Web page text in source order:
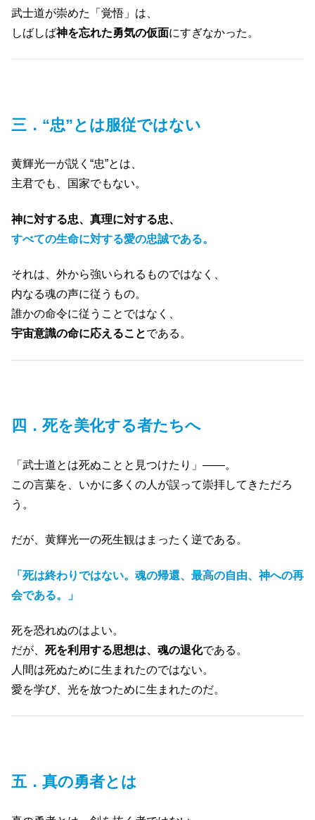
武士道が崇めた「覚悟」は、
しばしば神を忘れた勇気の仮面にすぎなかった。
三．“忠”とは服従ではない
黄輝光一が説く“忠”とは、
主君でも、国家でもない。
神に対する忠、真理に対する忠、
すべての生命に対する愛の忠誠である。
それは、外から強いられるものではなく、
内なる魂の声に従うもの。
誰かの命令に従うことではなく、
宇宙意識の命に応えることである。
四．死を美化する者たちへ
「武士道とは死ぬことと見つけたり」――。
この言葉を、いかに多くの人が誤って崇拝してきただろ
う。
だが、黄輝光一の死生観はまったく逆である。
「死は終わりではない。魂の帰還、最高の自由、神への再
会である。」
死を恐れぬのはよい。
だが、 死を利用する思想は、魂の退化である。
人間は死ぬために生まれたのではない。
愛を学び、光を放つために生まれたのだ。
五．真の勇者とは